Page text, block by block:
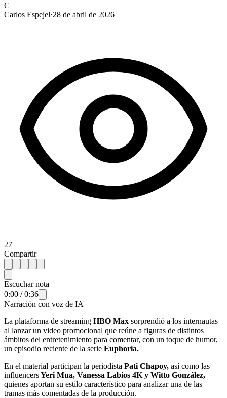
C
Carlos Espejel·28 de abril de 2026
27
Compartir
Escuchar nota
0:00 /0:36
Narración con voz de IA
La plataforma de streaming HBO Max sorprendió a los internautas
al lanzar un video promocional que reúne a figuras de distintos
ámbitos del entretenimiento para comentar, con un toque de humor,
un episodio reciente de la serie Euphoria.
En el material participan la periodista Pati Chapoy, así como las
influencersYeri Mua, Vanessa Labios 4K y Witto González,
quienes aportan su estilo característico para analizar una de las
tramas más comentadas de la producción.